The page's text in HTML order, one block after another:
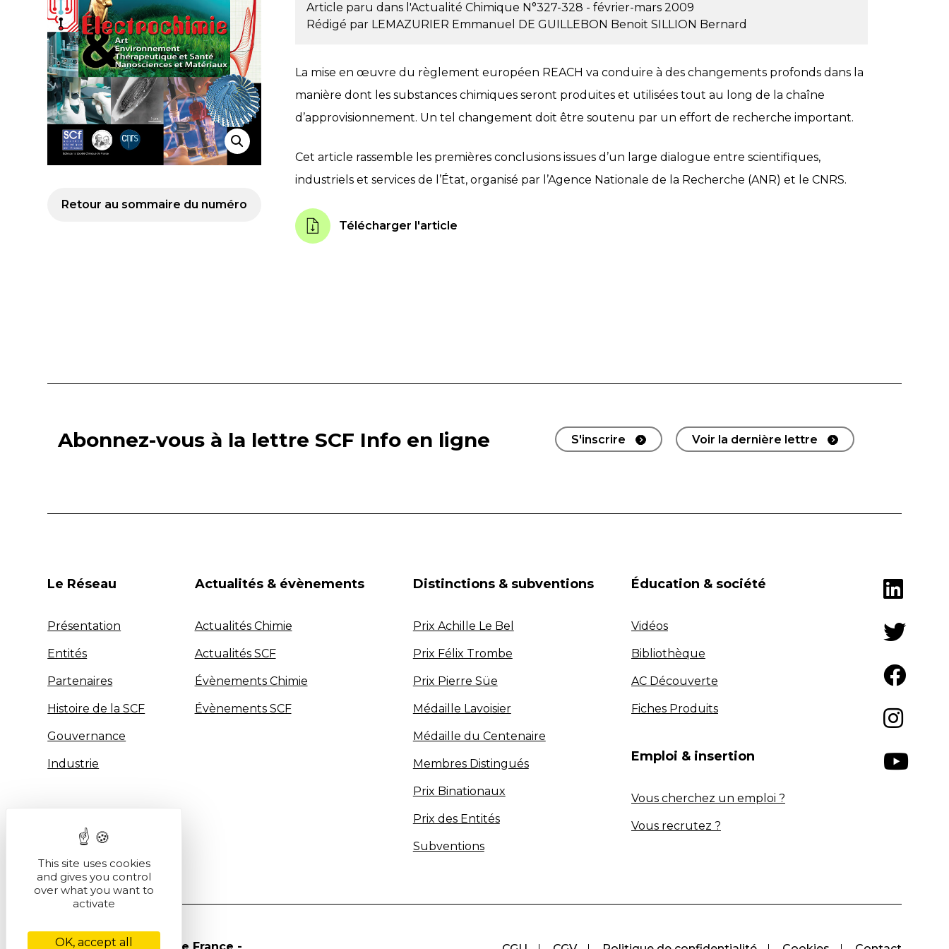
Retour au sommaire du numéro
Article paru dans l'Actualité Chimique N°327-328 - février-mars 2009
Rédigé par LEMAZURIER Emmanuel DE GUILLEBON Benoit SILLION Bernard
La mise en œuvre du règlement européen REACH va conduire à des changements profonds dans la
manière dont les substances chimiques seront produites et utilisées tout au long de la chaîne
d’approvisionnement. Un tel changement doit être soutenu par un effort de recherche important.
Cet article rassemble les premières conclusions issues d’un large dialogue entre scientifiques,
industriels et services de l’État, organisé par l’Agence Nationale de la Recherche (ANR) et le CNRS.
Télécharger l'article
Abonnez-vous à la lettre SCF Info en ligne S'inscrire Voir la dernière lettre
Le Réseau
Présentation
Entités
Partenaires
Histoire de la SCF
Gouvernance
Industrie
Actualités & évènements
Actualités Chimie
Actualités SCF
Évènements Chimie
Évènements SCF
Distinctions & subventions
Prix Achille Le Bel
Prix Félix Trombe
Prix Pierre Süe
Médaille Lavoisier
Médaille du Centenaire
Membres Distingués
Prix Binationaux
Prix des Entités
Subventions
Éducation & société
Vidéos
Bibliothèque
AC Découverte
Fiches Produits
Emploi & insertion
Vous cherchez un emploi ?
Vous recrutez ?
This site uses cookies
and gives you control
over what you want to
activate
OK, accept all